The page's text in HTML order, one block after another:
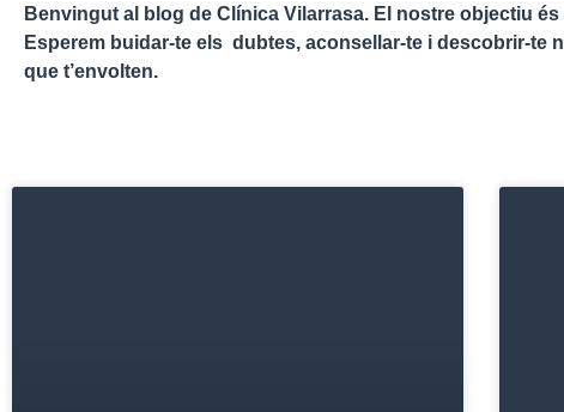
Benvingut al blog de Clínica Vilarrasa. El nostre objectiu
Esperem buidar-te els dubtes, aconsellar-te i descobrir-te
que t’envolten.